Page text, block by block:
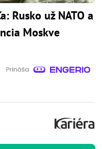
Rusko už NATO a
Moskve